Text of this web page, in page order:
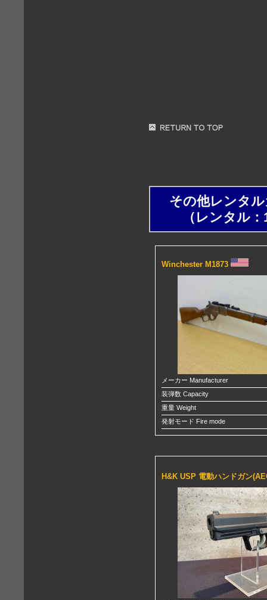
その他レンタ
（レンタル：1
Winchester M1873
メーカー Manufacturer
装弾数 Capacity
重量 Weight
発射モード Fire mode
H&K USP 電動ハンドガン